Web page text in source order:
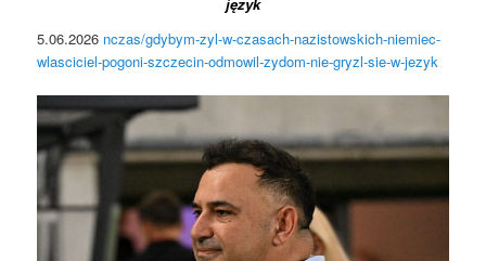
5.06.2026 nczas/gdybym-zyl-w-czasach-nazistowskich-niemiec-
wlasciciel-pogoni-szczecin-odmowil-zydom-nie-gryzl-sie-w-jezyk